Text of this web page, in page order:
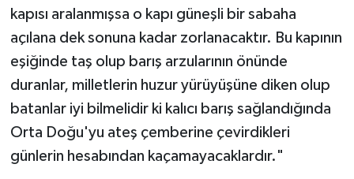
kapısı aralanmışsa o kapı güneşli bir sabaha
açılana dek sonuna kadar zorlanacaktır. Bu kapının
eşiğinde taş olup barış arzularının önünde
duranlar, milletlerin huzur yürüyüşüne diken olup
batanlar iyi bilmelidir ki kalıcı barış sağlandığında
Orta Doğu'yu ateş çemberine çevirdikleri
günlerin hesabından kaçamayacaklardır."